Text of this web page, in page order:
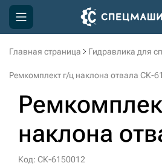
Главная страница Гидравлика для
Ремкомплект г/ц наклона отвала СК-
наклона
Код: СК-6150012
Компания
Доставка и оплата
Информация
Контакты